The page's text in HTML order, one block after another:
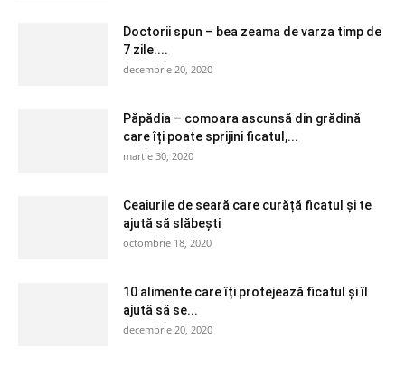
Doctorii spun – bea zeama de varza timp de
7 zile....
decembrie 20, 2020
Păpădia – comoara ascunsă din grădină
care îți poate sprijini ficatul,...
martie 30, 2020
Ceaiurile de seară care curăță ficatul și te
ajută să slăbești
octombrie 18, 2020
10 alimente care îți protejează ficatul și îl
ajută să se...
decembrie 20, 2020